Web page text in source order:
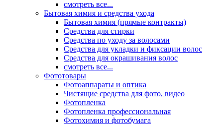
смотреть все...
Бытовая химия и средства ухода
Бытовая химия (прямые контракты)
Средства для стирки
Средства по уходу за волосами
Средства для укладки и фиксации волос
Средства для окрашивания волос
смотреть все...
Фототовары
Фотоаппараты и оптика
Чистящие средства для фото, видео
Фотопленка
Фотопленка профессиональная
Фотохимия и фотобумага